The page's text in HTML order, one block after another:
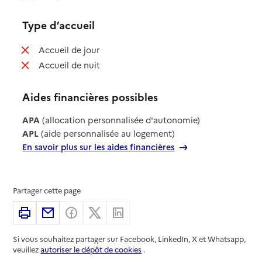
Type d’accueil
Accueil de jour: non disponible
Accueil de nuit: non disponible
Aides financières possibles
APA (allocation personnalisée d'autonomie)
APL (aide personnalisée au logement)
En savoir plus sur les aides financières
Partager cette page
ImprimerPartager par email
Partager sur Facebook
Partager sur X
Si vous souhaitez partager sur Facebook, LinkedIn, X et Whatsapp,
veuillezautoriser le dépôt de cookies .